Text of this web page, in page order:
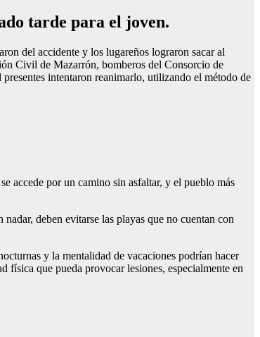
tarde para el joven.
del accidente y los lugareños lograron sacar al
Civil de Mazarrón, bomberos del Consorcio de
intentaron reanimarlo, utilizando el método de
accede por un camino sin asfaltar, y el pueblo más
deben evitarse las playas que no cuentan con
y la mentalidad de vacaciones podrían hacer
física que pueda provocar lesiones, especialmente en